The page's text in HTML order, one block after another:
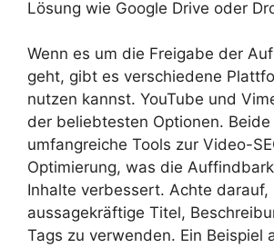
Lösung wie Google Drive oder
Wenn es um die Freigabe der
geht, gibt es verschiedene
nutzen kannst. YouTube und
der beliebtesten Optionen.
umfangreiche Tools zur Video-
Optimierung, was die
Inhalte verbessert. Achte darauf,
aussagekräftige Titel,
Tags zu verwenden. Ein Beispiel